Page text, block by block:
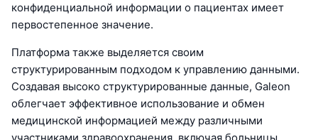
конфиденциальной информации о пациентах имеет
первостепенное значение.
Платформа также выделяется своим
структурированным подходом к управлению данными.
Создавая высоко структурированные данные, Galeon
облегчает эффективное использование и обмен
медицинской информацией между различными